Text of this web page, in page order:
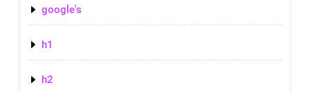
google's
h1
h2